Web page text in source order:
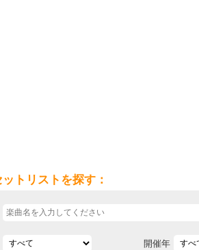
トリストを探す：
開催年